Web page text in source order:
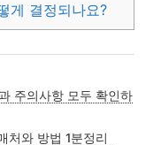
게 결정되나요?
주의사항 모두 확인하
처와 방법 1분정리